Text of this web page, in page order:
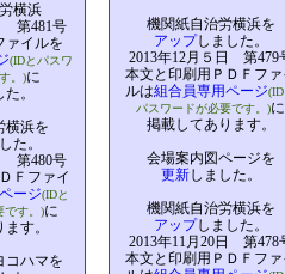
横浜
第481号
ァイルを
(IDとパスワ
。)に
。
横浜を
た。
第480号
Ｆファイ
ージ(IDと
です。)に
す。
コハマを
機関紙自治労横浜を
アップしました。
2013年12月５日 第479
本文と印刷用ＰＤＦファ
ルは組合員専用ページ
パスワードが必要です。)に
掲載してあります。
会場案内図ページを
更新しました。
機関紙自治労横浜を
アップしました。
2013年11月20日 第478
本文と印刷用ＰＤＦファ